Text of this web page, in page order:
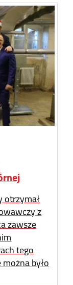
otrzymał
z
zawsze
tego
było